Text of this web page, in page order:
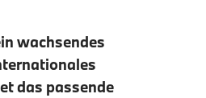
wachsendes
das passende